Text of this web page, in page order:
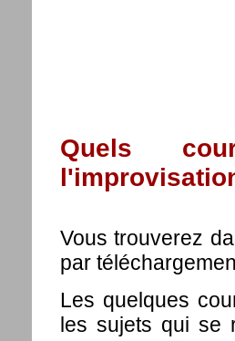
Quels
Vous trouverez
par
Les quelques
les sujets qui se